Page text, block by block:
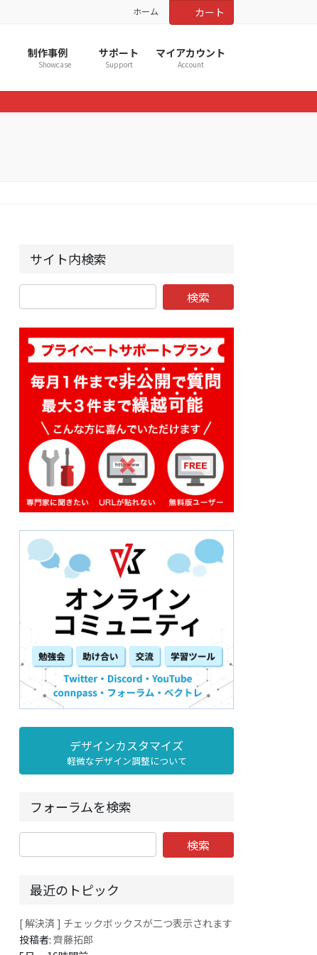
ホーム カート
制作事例
Showcase
サポート
Support
マイアカウント
Account
サイト内検索
デザインカスタマイズ
軽微なデザイン調整について
フォーラムを検索
最近のトピック
[ 解決済 ] チェックボックスが二つ表示されます
投稿者:齊藤拓郎